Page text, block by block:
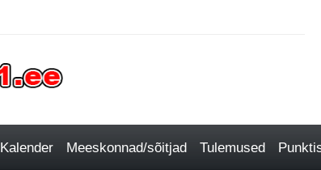
Kalender Meeskonnad/sõitjad Tulemused